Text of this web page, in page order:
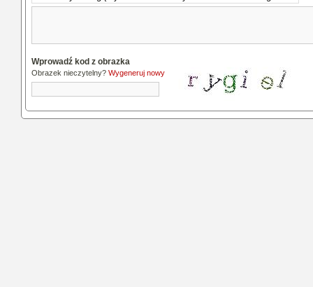
Wprowadź kod z obrazka
Obrazek nieczytelny? Wygeneruj nowy